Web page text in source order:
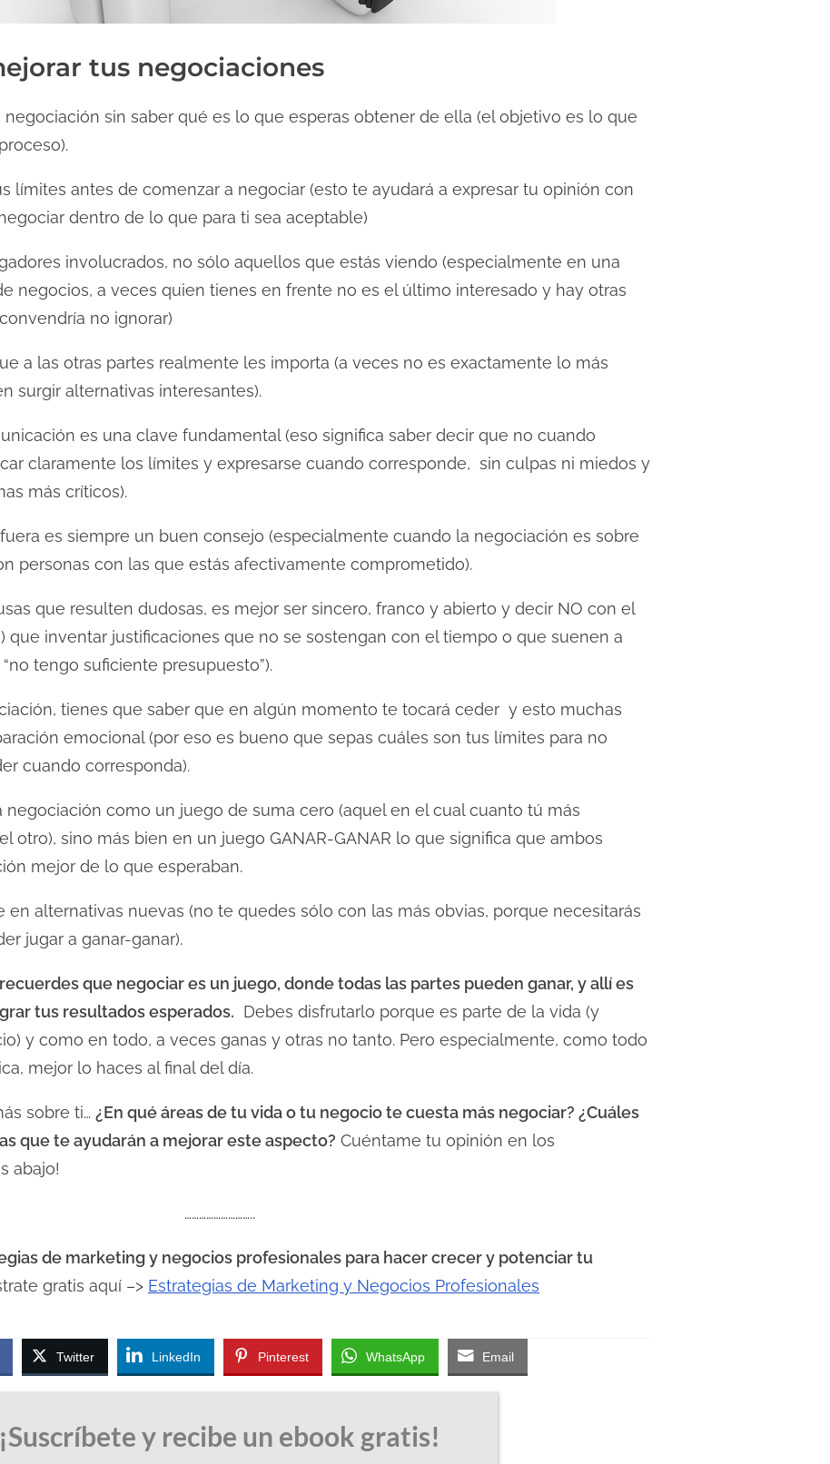
tus negociaciones
sin saber qué es lo que esperas obtener de ella (el objetivo es lo que
límites antes de comenzar a negociar (esto te ayudará a expresar tu opinión con
dentro de lo que para ti sea aceptable)
involucrados, no sólo aquellos que estás viendo (especialmente en una
negocios, a veces quien tienes en frente no es el último interesado y hay otras
no ignorar)
a las otras partes realmente les importa (a veces no es exactamente lo más
surgir alternativas interesantes).
es una clave fundamental (eso significa saber decir que no cuando
claramente los límites y expresarse cuando corresponde, sin culpas ni miedos y
más críticos).
es siempre un buen consejo (especialmente cuando la negociación es sobre
personas con las que estás afectivamente comprometido).
que resulten dudosas, es mejor ser sincero, franco y abierto y decir NO con el
que inventar justificaciones que no se sostengan con el tiempo o que suenen a
tengo suficiente presupuesto”).
tienes que saber que en algún momento te tocará ceder y esto muchas
emocional (por eso es bueno que sepas cuáles son tus límites para no
cuando corresponda).
negociación como un juego de suma cero (aquel en el cual cuanto tú más
otro), sino más bien en un juego GANAR-GANAR lo que significa que ambos
mejor de lo que esperaban.
en alternativas nuevas (no te quedes sólo con las más obvias, porque necesitarás
jugar a ganar-ganar).
que negociar es un juego, donde todas las partes pueden ganar, y allí es
tus resultados esperados. Debes disfrutarlo porque es parte de la vida (y
y como en todo, a veces ganas y otras no tanto. Pero especialmente, como todo
mejor lo haces al final del día.
sobre ti… ¿En qué áreas de tu vida o tu negocio te cuesta más negociar? ¿Cuáles
que te ayudarán a mejorar este aspecto? Cuéntame tu opinión en los
abajo!
………………………..
de marketing y negocios profesionales para hacer crecer y potenciar tu
gratis aquí –> Estrategias de Marketing y Negocios Profesionales
Twitter LinkedIn Pinterest WhatsApp Email